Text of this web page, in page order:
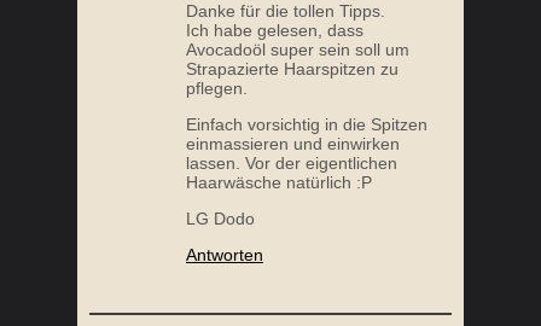
Danke für die tollen Tipps.
Ich habe gelesen, dass
Avocadoöl super sein soll um
Strapazierte Haarspitzen zu
pflegen.
Einfach vorsichtig in die Spitzen
einmassieren und einwirken
lassen. Vor der eigentlichen
Haarwäsche natürlich :P
LG Dodo
Antworten